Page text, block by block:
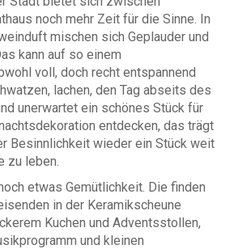
noch mehr Zeit für die Sinne. In
mischen sich Geplauder und
kann auf so einem
voll, doch recht entspannend
lachen, den Tag abseits des
unerwartet ein schönes Stück für
entdecken, das trägt
Besinnlichkeit wieder ein Stück weit
zu leben.
etwas Gemütlichkeit. Die finden
in der Keramikscheune
Kuchen und Adventsstollen,
und kleinen